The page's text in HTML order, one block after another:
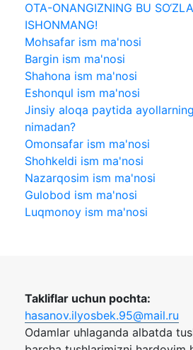
OTA-ONANGIZNING BU
ISHONMANG!
Mohsafar ism ma'nosi
Bargin ism ma'nosi
Shahona ism ma'nosi
Eshonqul ism ma'nosi
Jinsiy aloqa paytida
nimadan?
Omonsafar ism ma'nosi
Shohkeldi ism ma'nosi
Nazarqosim ism ma'nosi
Gulobod ism ma'nosi
Luqmonoy ism ma'nosi
Takliflar uchun pochta:
hasanov.ilyosbek.95@mail.ru
Odamlar uhlaganda albatda